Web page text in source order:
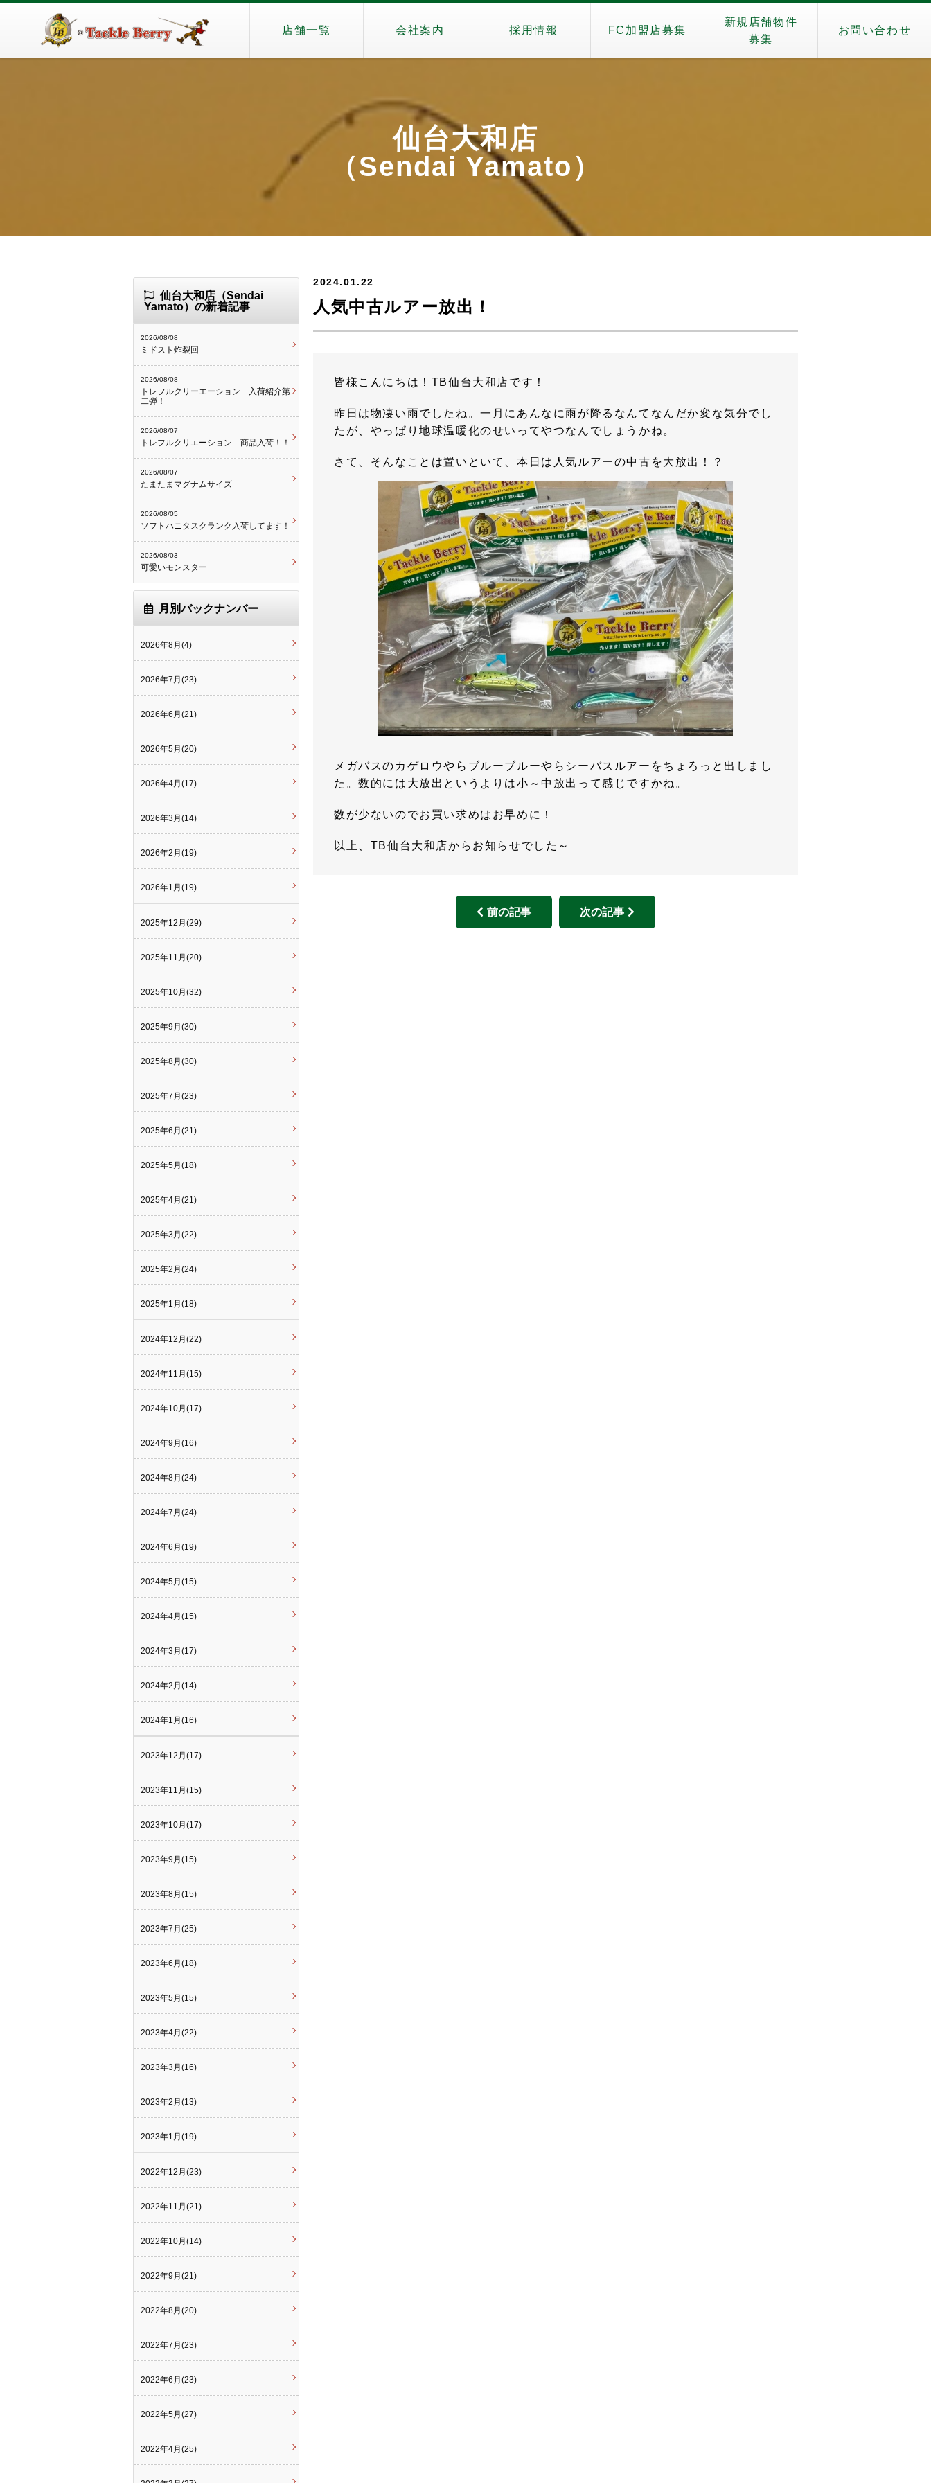
店舗一覧 会社案内 採用情報 FC加盟店募集
新規店舗物件
募集
お問い合わせ
仙台大和店
（Sendai Yamato）
2024.01.22
人気中古ルアー放出！
皆様こんにちは！TB仙台大和店です！
昨日は物凄い雨でしたね。一月にあんなに雨が降るなんてなんだか変な気分でし
たが、やっぱり地球温暖化のせいってやつなんでしょうかね。
さて、そんなことは置いといて、本日は人気ルアーの中古を大放出！？
メガバスのカゲロウやらブルーブルーやらシーバスルアーをちょろっと出しまし
た。数的には大放出というよりは小～中放出って感じですかね。
数が少ないのでお買い求めはお早めに！
以上、TB仙台大和店からお知らせでした～
前の記事 次の記事
仙台大和店（Sendai
Yamato）の新着記事
2026/08/08
ミドスト炸裂回
2026/08/08
トレフルクリーエーション 入荷紹介第
二弾！
2026/08/07
トレフルクリエーション 商品入荷！！
2026/08/07
たまたまマグナムサイズ
2026/08/05
ソフトハニタスクランク入荷してます！
2026/08/03
可愛いモンスター
月別バックナンバー
2026年8月(4)
2026年7月(23)
2026年6月(21)
2026年5月(20)
2026年4月(17)
2026年3月(14)
2026年2月(19)
2026年1月(19)
2025年12月(29)
2025年11月(20)
2025年10月(32)
2025年9月(30)
2025年8月(30)
2025年7月(23)
2025年6月(21)
2025年5月(18)
2025年4月(21)
2025年3月(22)
2025年2月(24)
2025年1月(18)
2024年12月(22)
2024年11月(15)
2024年10月(17)
2024年9月(16)
2024年8月(24)
2024年7月(24)
2024年6月(19)
2024年5月(15)
2024年4月(15)
2024年3月(17)
2024年2月(14)
2024年1月(16)
2023年12月(17)
2023年11月(15)
2023年10月(17)
2023年9月(15)
2023年8月(15)
2023年7月(25)
2023年6月(18)
2023年5月(15)
2023年4月(22)
2023年3月(16)
2023年2月(13)
2023年1月(19)
2022年12月(23)
2022年11月(21)
2022年10月(14)
2022年9月(21)
2022年8月(20)
2022年7月(23)
2022年6月(23)
2022年5月(27)
2022年4月(25)